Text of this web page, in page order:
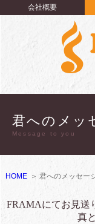
会社概要
君へのメッ
Message to you
HOME 君へのメッセー
FRAMAにてお見送
真